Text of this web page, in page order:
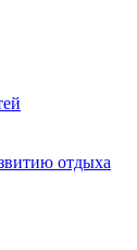
отдыха